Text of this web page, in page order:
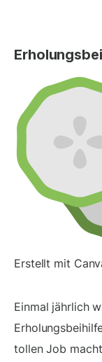
Erstellt mit
Einmal jährlich
tollen Job